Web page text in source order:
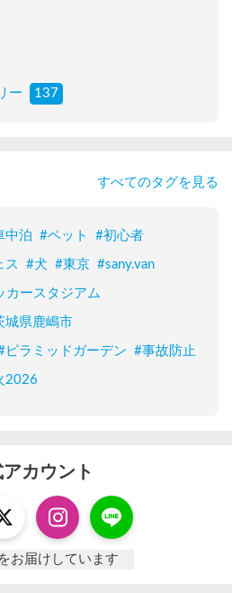
ー 137
すべてのタグを見る
中泊 #ペット #初心者
ス #犬 #東京 #sany.van
カースタジアム
城県鹿嶋市
ピラミッドガーデン #事故防止
2026
カウント
お届けしています